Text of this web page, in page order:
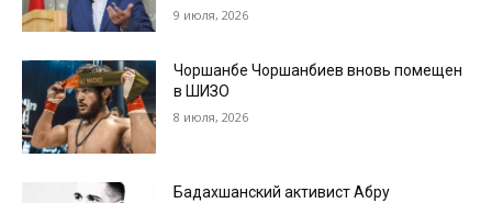
9 июля, 2026
Чоршанбе Чоршанбиев вновь помещен
в ШИЗО
8 июля, 2026
Бадахшанский активист Абру